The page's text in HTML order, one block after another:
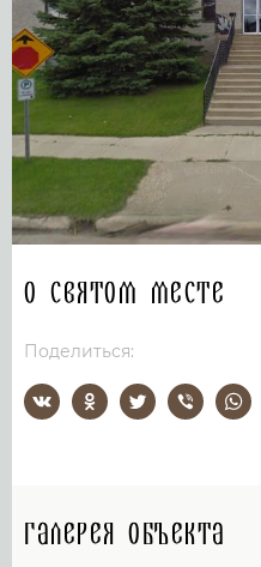
О святом месте
Поделиться:
Галерея объекта